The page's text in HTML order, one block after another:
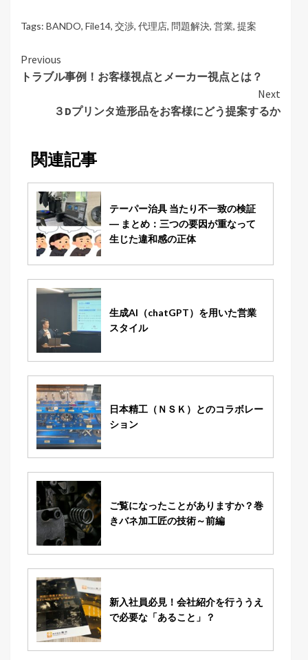
Tags: BANDO, File14, 交渉, 代理店, 問題解決, 営業, 提案
Continue
Reading
Previous
トラブル事例！お客様視点とメーカー視点とは？
Next
３Dプリンタ造形品をお客様にどう提案するか
関連記事
テーパー治具 当たり不一致の検証
― まとめ：三つの要因が重なって
生じた違和感の正体
生成AI（chatGPT）を用いた営業
スタイル
日本精工（ＮＳＫ）とのコラボレー
ション
ご覧になったことがありますか？巻
きバネ加工匠の技術～前編
新入社員必見！会社紹介を行ううえ
で必要な「あること」？